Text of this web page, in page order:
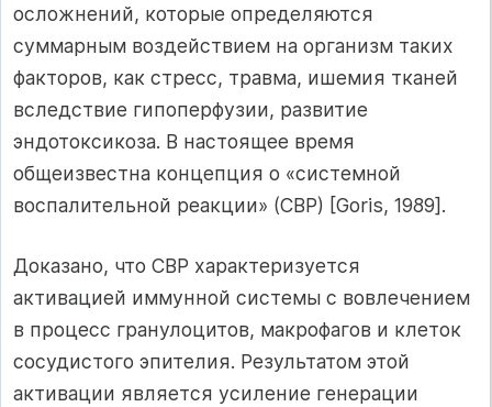
осложнений, которые определяются
суммарным воздействием на организм таких
факторов, как стресс, травма, ишемия тканей
вследствие гипоперфузии, развитие
эндотоксикоза. В настоящее время
общеизвестна концепция о «системной
воспалительной реакции» (СВР) [Goris, 1989].
Доказано, что СВР характеризуется
активацией иммунной системы с вовлечением
в процесс гранулоцитов, макрофагов и клеток
сосудистого эпителия. Результатом этой
активации является усиление генерации